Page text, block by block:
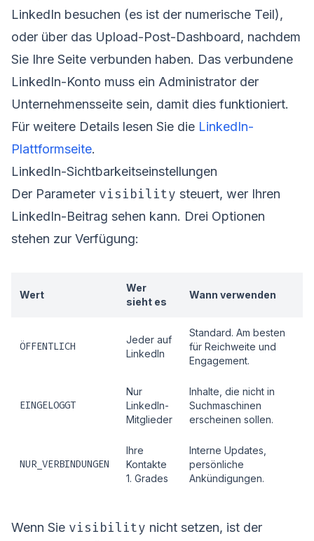
LinkedIn besuchen (es ist der numerische Teil),
oder über das Upload-Post-Dashboard, nachdem
Sie Ihre Seite verbunden haben. Das verbundene
LinkedIn-Konto muss ein Administrator der
Unternehmensseite sein, damit dies funktioniert.
Für weitere Details lesen Sie die LinkedIn-
Plattformseite.
LinkedIn-Sichtbarkeitseinstellungen
Der Parameter visibility steuert, wer Ihren
LinkedIn-Beitrag sehen kann. Drei Optionen
stehen zur Verfügung:
Wert
Wer
sieht es
Wann verwenden
ÖFFENTLICH
Jeder auf
LinkedIn
Standard. Am besten
für Reichweite und
Engagement.
EINGELOGGT
Nur
LinkedIn-
Mitglieder
Inhalte, die nicht in
Suchmaschinen
erscheinen sollen.
NUR_VERBINDUNGEN
Ihre
Kontakte
1. Grades
Interne Updates,
persönliche
Ankündigungen.
Wenn Sie visibility nicht setzen, ist der